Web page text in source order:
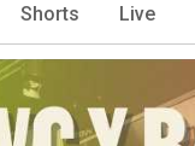
Shorts Live